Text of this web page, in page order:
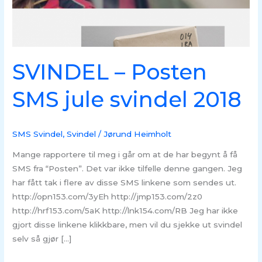
SVINDEL – Posten
SMS jule svindel 2018
SMS Svindel,Svindel /Jørund Heimholt
Mange rapportere til meg i går om at de har begynt å få
SMS fra “Posten”. Det var ikke tilfelle denne gangen. Jeg
har fått tak i flere av disse SMS linkene som sendes ut.
http://opn153.com/3yEh http://jmp153.com/2z0
http://hrf153.com/5aK http://lnk154.com/RB Jeg har ikke
gjort disse linkene klikkbare, men vil du sjekke ut svindel
selv så gjør […]